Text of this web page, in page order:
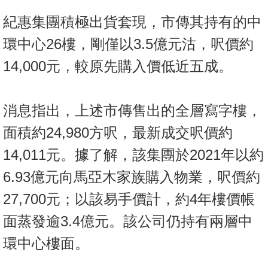
揭
地
產
地
產
新
聞
數
據
公
佈
紀惠集團積極出貨套現，市傳其持有的中
環中心26樓，剛僅以3.5億元沽，呎價約
14,000元，較原先購入價低近五成。
消息指出，上述市傳售出的全層寫字樓，
面積約24,980方呎，最新成交呎價約
14,011元。據了解，該集團於2021年以約
6.93億元向馬亞木家族購入物業，呎價約
27,700元；以該易手價計，約4年樓價帳
面蒸發逾3.4億元。該公司仍持有兩層中
環中心樓面。